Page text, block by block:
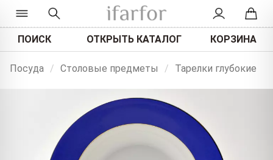
ПОИСК ОТКРЫТЬ КАТАЛОГ КОРЗИНА
Посуда / Столовые предметы / Тарелки глубокие